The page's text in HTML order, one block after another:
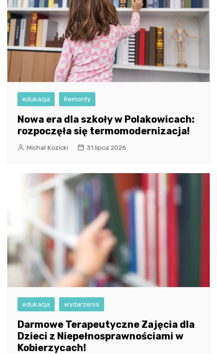
edukacja Remonty
Nowa era dla szkoły w Polakowicach:
rozpoczęła się termomodernizacja!
Michał Kozicki 31 lipca 2026
edukacja wydarzenia
Darmowe Terapeutyczne Zajęcia dla
Dzieci z Niepełnosprawnościami w
Kobierzycach!